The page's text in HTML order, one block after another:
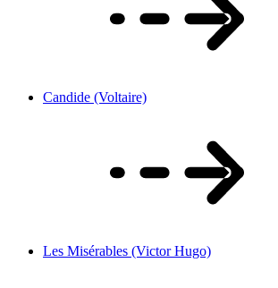
Candide (Voltaire)
Les Misérables (Victor Hugo)